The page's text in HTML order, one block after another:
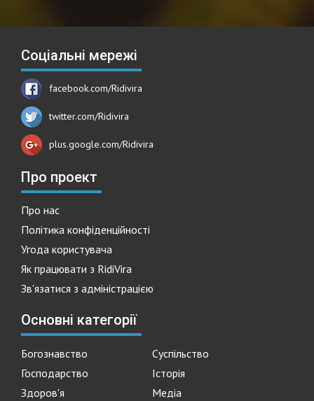
Соціальні мережі
facebook.com/Ridivira
twitter.com/Ridivira
plus.google.com/Ridivira
Про проект
Про нас
Політика конфіденційності
Угода користувача
Як працювати з RidiVira
Зв'язатися з адміністрацією
Основні категорії
Богознавство
Суспільство
Господарство
Історія
Здоров'я
Медіа